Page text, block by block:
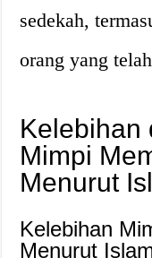
sedekah,
orang yang
Kelebihan
Mimpi
Menurut
Kelebihan
Menurut